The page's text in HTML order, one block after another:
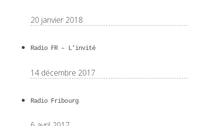
20 janvier 2018
Radio FR – L’invité
14 décembre 2017
Radio Fribourg